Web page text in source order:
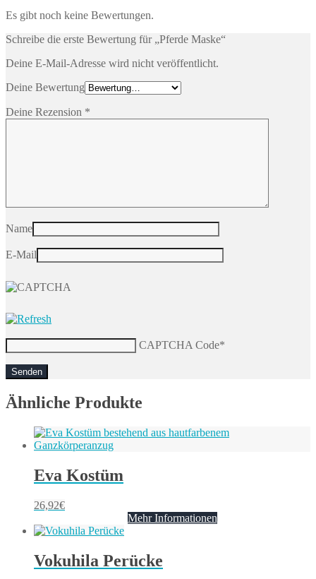
Es gibt noch keine Bewertungen.
Schreibe die erste Bewertung für „Pferde Maske“
Deine E-Mail-Adresse wird nicht veröffentlicht.
Deine Bewertung
Deine Rezension *
Name
E-Mail
CAPTCHA Code*
Ähnliche Produkte
Eva Kostüm
26,92€
Mehr Informationen
Vokuhila Perücke